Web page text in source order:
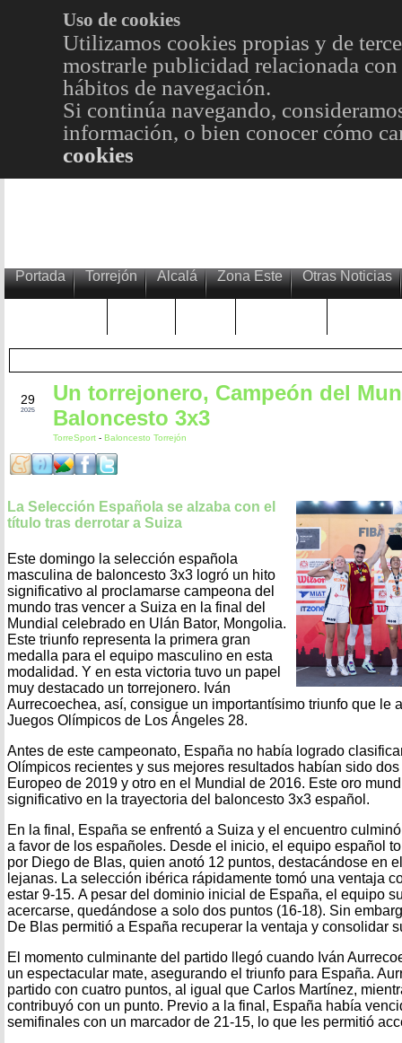
Uso de cookies
Utilizamos cookies propias y de
mostrarle publicidad relacionada
hábitos de navegación.
Si continúa navegando,
información, o bien conocer cómo
cookies
Portada Torrejón Alcalá Zona Este Otras Noticias
29
2025
Un torrejonero, Campeón del
Baloncesto 3x3
TorreSport - Baloncesto Torrejón
La Selección Española se alzaba con el
título tras derrotar a Suiza
Este domingo la selección española
masculina de baloncesto 3x3 logró un hito
significativo al proclamarse campeona del
mundo tras vencer a Suiza en la final del
Mundial celebrado en Ulán Bator, Mongolia.
Este triunfo representa la primera gran
medalla para el equipo masculino en esta
modalidad. Y en esta victoria tuvo un papel
muy destacado un torrejonero. Iván
Aurrecoechea, así, consigue un importantísimo triunfo que le
Juegos Olímpicos de Los Ángeles 28.
Antes de este campeonato, España no había logrado
Olímpicos recientes y sus mejores resultados habían sido
Europeo de 2019 y otro en el Mundial de 2016. Este oro
significativo en la trayectoria del baloncesto 3x3 español.
En la final, España se enfrentó a Suiza y el encuentro
a favor de los españoles. Desde el inicio, el equipo español
por Diego de Blas, quien anotó 12 puntos, destacándose en
lejanas. La selección ibérica rápidamente tomó una ventaja
estar 9-15. A pesar del dominio inicial de España, el equipo
acercarse, quedándose a solo dos puntos (16-18). Sin
De Blas permitió a España recuperar la ventaja y consolidar
El momento culminante del partido llegó cuando Iván
un espectacular mate, asegurando el triunfo para España.
partido con cuatro puntos, al igual que Carlos Martínez,
contribuyó con un punto. Previo a la final, España había
semifinales con un marcador de 21-15, lo que les permitió